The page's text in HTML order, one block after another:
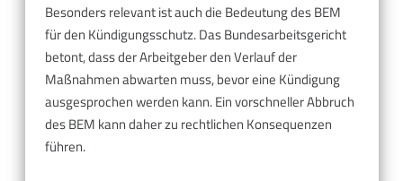
Besonders relevant ist auch die Bedeutung des BEM
für den Kündigungsschutz. Das Bundesarbeitsgericht
betont, dass der Arbeitgeber den Verlauf der
Maßnahmen abwarten muss, bevor eine Kündigung
ausgesprochen werden kann. Ein vorschneller Abbruch
des BEM kann daher zu rechtlichen Konsequenzen
führen.